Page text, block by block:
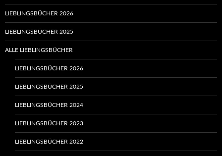
LIEBLINGSBÜCHER 2026
LIEBLINGSBÜCHER 2025
ALLE LIEBLINGSBÜCHER
LIEBLINGSBÜCHER 2026
LIEBLINGSBÜCHER 2025
LIEBLINGSBÜCHER 2024
LIEBLINGSBÜCHER 2023
LIEBLINGSBÜCHER 2022